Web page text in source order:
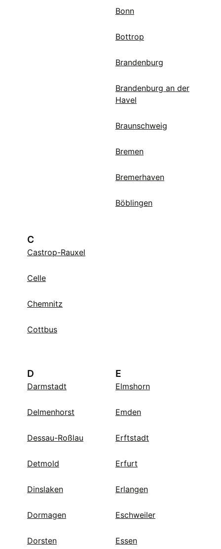
Bonn
Bottrop
Brandenburg
Brandenburg an der
Havel
Braunschweig
Bremen
Bremerhaven
Böblingen
C
Castrop-Rauxel
Celle
Chemnitz
Cottbus
D
Darmstadt
Delmenhorst
Dessau-Roßlau
Detmold
Dinslaken
Dormagen
Dorsten
E
Elmshorn
Emden
Erftstadt
Erfurt
Erlangen
Eschweiler
Essen